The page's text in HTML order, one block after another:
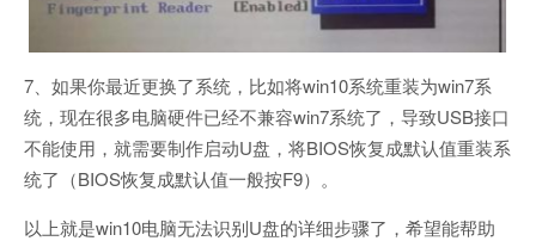
7、如果你最近更换了系统，比如将win10系统重装为win7系
统，现在很多电脑硬件已经不兼容win7系统了，导致USB接口
不能使用，就需要制作启动U盘，将BIOS恢复成默认值重装系
统了（BIOS恢复成默认值一般按F9）。
以上就是win10电脑无法识别U盘的详细步骤了，希望能帮助